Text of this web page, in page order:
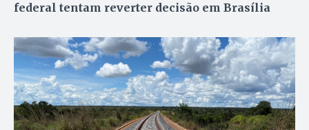
federal tentam reverter decisão em Brasília